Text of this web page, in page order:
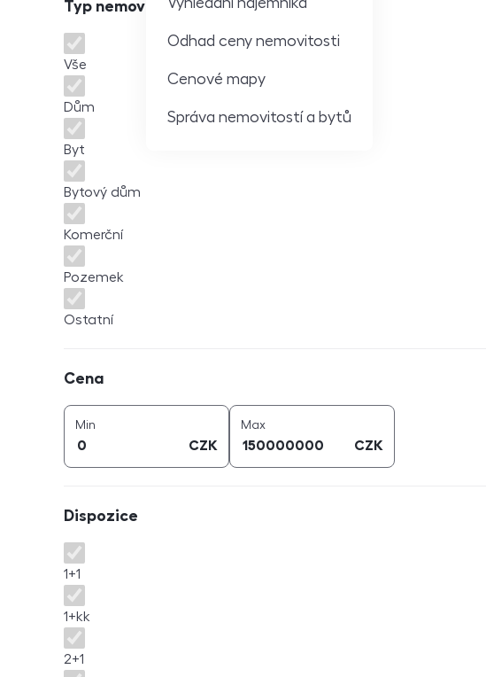
Odhad ceny nemovitosti
Cenové mapy
Správa nemovitostí a bytů
Typ nemovitosti
Typ nemovitosti
Vše
Dům
Byt
Bytový dům
Komerční
Pozemek
Ostatní
Cena
Min
CZK
Maxcena (
CZK
Dispozice
Dispozice
1+1
1+kk
2+1